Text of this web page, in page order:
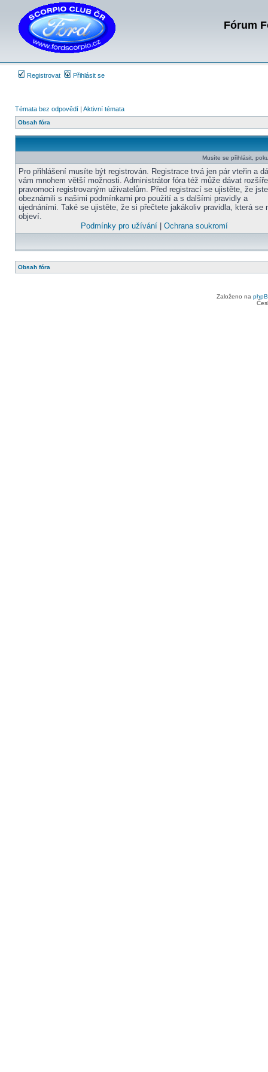
Fórum
Registrovat Přihlásit se
Témata bez odpovědí | Aktivní témata
Obsah fóra
Musíte se přihlásit,
Pro přihlášení musíte být registrován. Registrace trvá jen pár vteřin a
vám mnohem větší možnosti. Administrátor fóra též může dávat
pravomoci registrovaným uživatelům. Před registrací se ujistěte, že
obeznámili s našimi podmínkami pro použití a s dalšími pravidly a
ujednáními. Také se ujistěte, že si přečtete jakákoliv pravidla, která se
objeví.
Podmínky pro užívání| Ochrana soukromí
Obsah fóra
Založeno na